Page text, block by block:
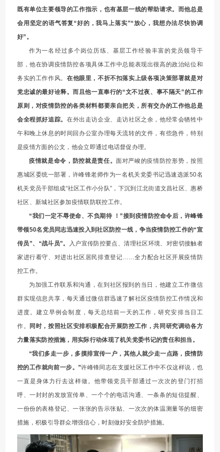
既有单位主要领导的工作指示，也有基层一线的帮助请求。而他总是
会用坚定的语气答复“好的，我马上落实”“放心，我想办法尽快协调
好”。
作为一名经过多个岗位历练、基层工作经验丰富的党员领导干
部，他在协调疫情防控各项具体工作中总能表现出很高的政治站位和
务实的工作作风。 在他眼里，不折不扣落实上级各项决策部署就是对
党忠诚的最好诠释。而且他一直奉行的“文不过夜、事不隔天”的工作
原则，对疫情防控的各类材料都要亲自把关，所有交办的工作他总是
会全程抓好追踪。 在外出走访企业、走访社区之余，他经常会牺牲中
午和晚上休息的时间回办公室办理每天流转的文件，有些急件，特别
是疫情方面的公文，他会立即通过电话督促办理。
疫情就是命令，防控就是责任。面对严峻的疫情防控形势，按照
惠城区委统一部署，许峰锋老师作为一名机关党委书记迅速选派50名
机关党员干部组成“社区工作小分队”，下沉到江北街道文昌社区、惠桥
社区、新城社区参加疫情联防联控工作。
“我们一定不辱使命、不负期待 ！”接到疫情防控命令后，许峰锋
带领50名党员同志迅速投入到社区防控一线，争当疫情防控工作的“宣
传员”、“战斗员”。
入户宣传防控要点、清理社区环境、对密切接触者
家进行看守、对进出社区居民排查登记……全力配合社区开展疫情防
控工作。
为加强工作联系和沟通，在到社区报到的当日，他建立工作微信
群实现信息共享，每天通过微信群迅速了解社区疫情防控工作情况和
进度。建立早例会制度，每天总结前一天的工作，研究安排当日工
作。 同时，按照社区安排积极配合开展防控工作，共同研究调动各方
力量落实防控措施，用实际行动体现了机关党委书记的责任和担当。
“我们多走一步，多摸排宣传一户，其他人就少走一点路，疫情防
控的工作就向前一步。”许峰锋同志在支援社区工作中不仅这样说，也
一直是身体力行去这样做。他带领党员干部通过一次次的登门打招
呼、一封封的发放宣传单、一个个的电话沟通、一条条的短信提醒、
一份份的表格登记、一张张的告示张贴、一次次的体温测量等的细密
措施，积极引导群众增强信心，时刻做好安全防护措施。